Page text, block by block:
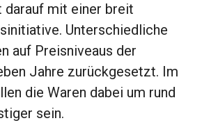
darauf mit einer breit
Unterschiedliche
auf Preisniveaus der
Jahre zurückgesetzt. Im
die Waren dabei um rund
sein.